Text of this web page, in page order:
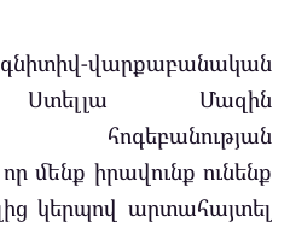
վարքաբանական
Ստելլա Մազին
հոգեբանության
մենք իրավունք ունենք
կերպով արտահայտել